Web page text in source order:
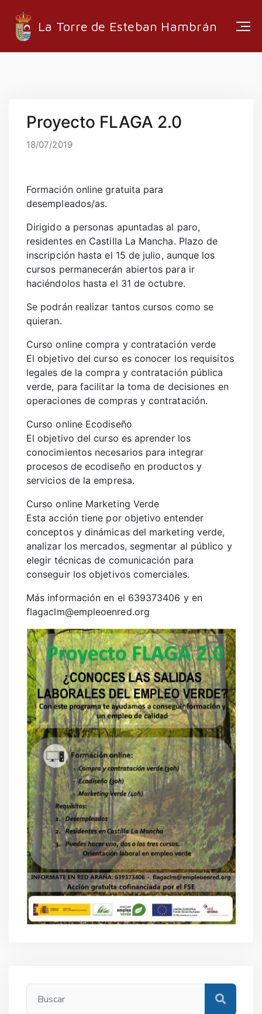
La Torre de Esteban Hambrán
EMPRESAS LOCALES
INFORMACIÓN
EMPLEO
SANIDAD
DEPORTES
URBANISMO
CULTURA
FESTEJOS
CONSUMO
Proyecto FLAGA 2.0
18/07/2019
Formación online gratuita para
desempleados/as.
Dirigido a personas apuntadas al paro,
residentes en Castilla La Mancha. Plazo de
inscripción hasta el 15 de julio, aunque los
cursos permanecerán abiertos para ir
haciéndolos hasta el 31 de octubre.
Se podrán realizar tantos cursos como se
quieran.
Curso online compra y contratación verde
El objetivo del curso es conocer los requisitos
legales de la compra y contratación pública
verde, para facilitar la toma de decisiones en
operaciones de compras y contratación.
Curso online Ecodiseño
El objetivo del curso es aprender los
conocimientos necesarios para integrar
procesos de ecodiseño en productos y
servicios de la empresa.
Curso online Marketing Verde
Esta acción tiene por objetivo entender
conceptos y dinámicas del marketing verde,
analizar los mercados, segmentar al público y
elegir técnicas de comunicación para
conseguir los objetivos comerciales.
Más información en el 639373406 y en
flagaclm@empleoenred.org